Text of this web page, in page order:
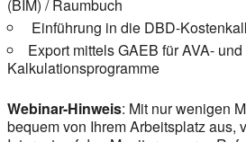
(BIM) / Raumbuch
Einführung in die DBD-
Export mittels GAEB für AVA- und
Kalkulationsprogramme
Webinar-Hinweis: Mit nur wenigen
bequem von Ihrem Arbeitsplatz aus,